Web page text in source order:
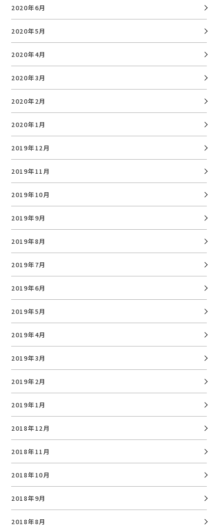
2020年6月
2020年5月
2020年4月
2020年3月
2020年2月
2020年1月
2019年12月
2019年11月
2019年10月
2019年9月
2019年8月
2019年7月
2019年6月
2019年5月
2019年4月
2019年3月
2019年2月
2019年1月
2018年12月
2018年11月
2018年10月
2018年9月
2018年8月